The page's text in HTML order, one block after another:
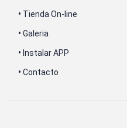
• Tienda On-line
• Galeria
• Instalar APP
• Contacto